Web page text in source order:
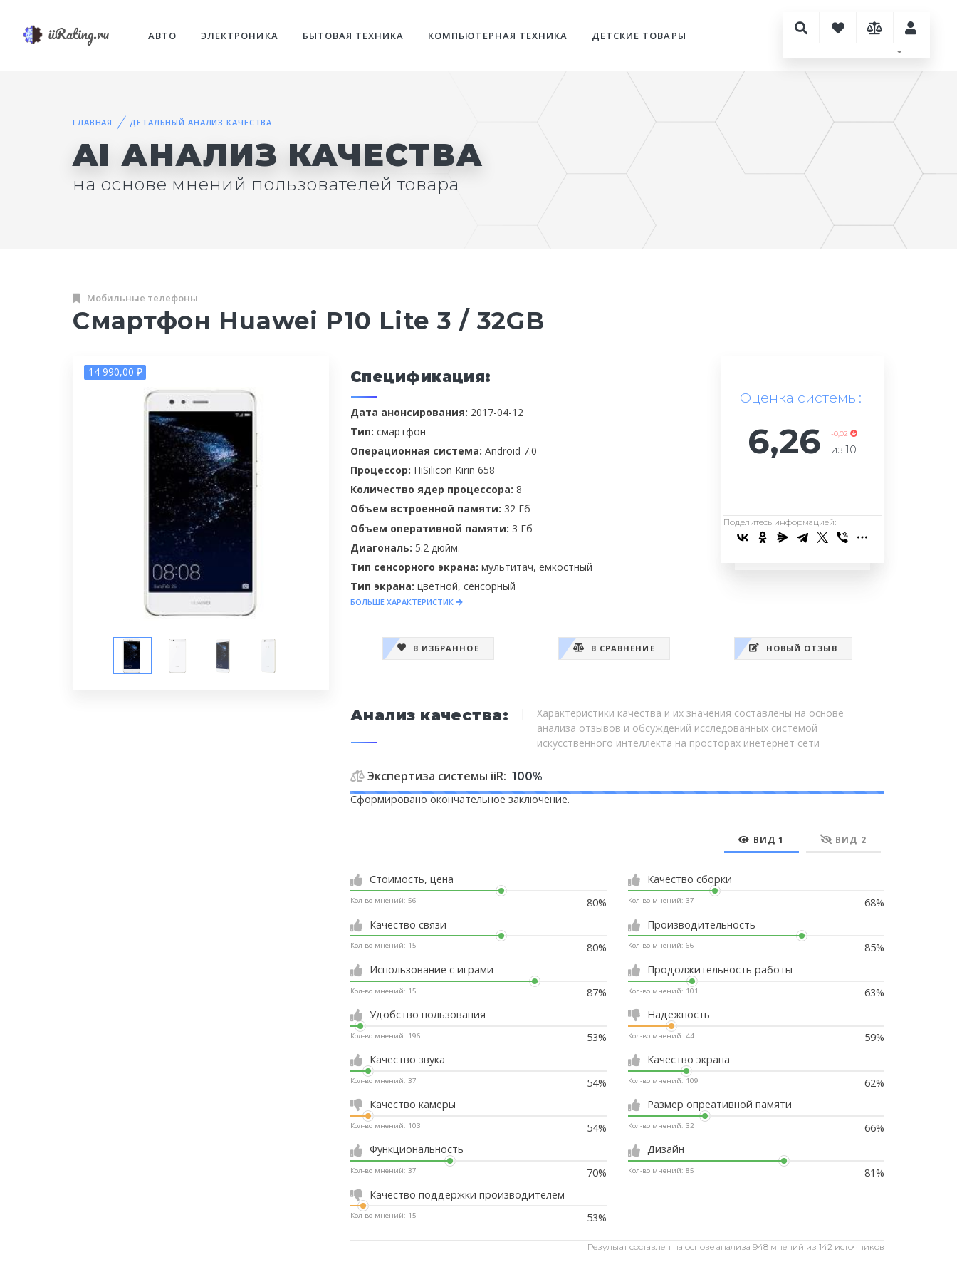
АВТО ЭЛЕКТРОНИКА БЫТОВАЯ ТЕХНИКА КОМПЬЮТЕРНАЯ ТЕХНИКА ДЕТСКИЕ ТОВАРЫ
ГЛАВНАЯ ДЕТАЛЬНЫЙ АНАЛИЗ КАЧЕСТВА
AI АНАЛИЗ КАЧЕСТВА
на основе мнений пользователей товара
Мобильные телефоны
Смартфон Huawei P10 Lite 3 / 32GB
14 990,00 ₽ Спецификация:
Дата анонсирования: 2017-04-12
Тип: смартфон
Операционная система: Android 7.0
Процессор: HiSilicon Kirin 658
Количество ядер процессора: 8
Объем встроенной памяти: 32 Гб
Объем оперативной памяти: 3 Гб
Диагональ: 5.2 дюйм.
Тип сенсорного экрана: мультитач, емкостный
Тип экрана: цветной, сенсорный
БОЛЬШЕ ХАРАКТЕРИСТИК
Оценка системы:
6,26 из10
-0,02
Поделитесь информацией:
В ИЗБРАННОЕ В СРАВНЕНИЕ НОВЫЙ ОТЗЫВ
Анализ качества: |
Характеристики качества и их значения составлены на основе
анализа отзывов и обсуждений исследованных системой
искусственного интеллекта на просторах инетернет сети
Экспертиза системы iiR: 100%
Сформировано окончательное заключение.
ВИД 1 ВИД 2
Стоимость, цена
Кол-во мнений: 56 80%
Качество сборки
Кол-во мнений: 37
68%
Качество связи
Кол-во мнений: 15 80%
Производительность
Кол-во мнений: 66
85%
Использование с играми
Кол-во мнений: 15 87%
Продолжительность работы
Кол-во мнений: 101
63%
Удобство пользования
Кол-во мнений: 196 53%
Надежность
Кол-во мнений: 44
59%
Качество звука
Кол-во мнений: 37 54%
Качество экрана
Кол-во мнений: 109
62%
Качество камеры
Кол-во мнений: 103 54%
Размер опреативной памяти
Кол-во мнений: 32
66%
Функциональность
Кол-во мнений: 37 70%
Дизайн
Кол-во мнений: 85
81%
Качество поддержки производителем
Кол-во мнений: 15 53%
Результат составлен на основе анализа 948 мнений из 142 источников